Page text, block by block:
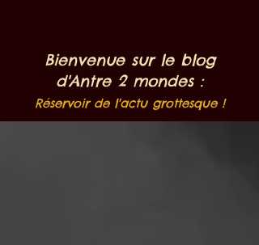
Bienvenue sur le blog
d'Antre 2 mondes :
Réservoir de l'actu grottesque !